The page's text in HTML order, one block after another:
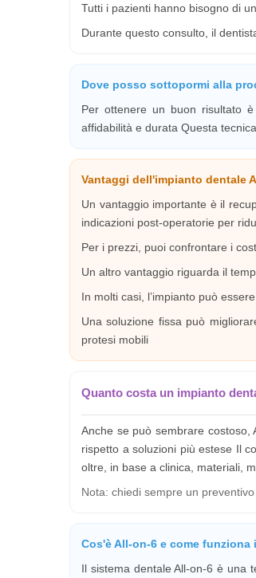
Tutti i pazienti hanno bisogno di
Durante questo consulto, il
Dove posso sottopormi alla
Per ottenere un buon risultato
affidabilità e durata Questa
Vantaggi dell'impianto dentale
Un vantaggio importante è il
indicazioni post-operatorie per
Per i prezzi, puoi confrontare i
Un altro vantaggio riguarda il
In molti casi, l’impianto può
Una soluzione fissa può
protesi mobili
Quanto costa un impianto
Anche se può sembrare
rispetto a soluzioni più estese Il
oltre, in base a clinica, materiali,
Nota: chiedi sempre un
Cos'è All-on-6 e come
Il sistema dentale All-on-6 è una